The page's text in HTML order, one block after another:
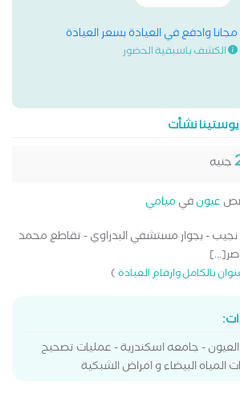
مجانا وادفع في العيادة بسعر العيادة
الكشف باسبقية الحضور
نشأت
جنيه
عيونفي ميامي
- بجوار مستشفي البدراوي - تقاطع محمد
بالكامل وارقام العيادة)
- جامعه اسكندرية - عمليات تصحيح
المياه البيضاء و امراض الشبكية